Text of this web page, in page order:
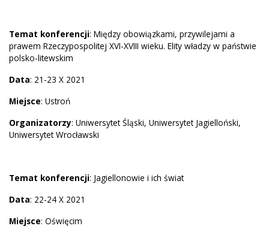
Temat konferencji: Między obowiązkami, przywilejami a
prawem Rzeczypospolitej XVI-XVIII wieku. Elity władzy w państwie
polsko-litewskim
Data: 21-23 X 2021
Miejsce: Ustroń
Organizatorzy: Uniwersytet Śląski, Uniwersytet Jagielloński,
Uniwersytet Wrocławski
Temat konferencji: Jagiellonowie i ich świat
Data: 22-24 X 2021
Miejsce: Oświęcim